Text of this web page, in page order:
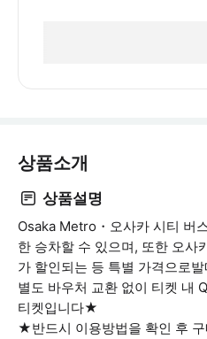
상품소개
상품설명
Osaka Metro・오사카 시티 버
한 승차할 수 있으며, 또한 오사
가 할인되는 등 특별 가격으로
별도 바우처 교환 없이 티켓 내
티켓입니다★
★반드시 이용방법을 확인 후